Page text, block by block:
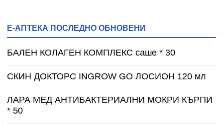
Е-АПТЕКА ПОСЛЕДНО ОБНОВЕНИ
БАЛЕН КОЛАГЕН КОМПЛЕКС саше * 30
СКИН ДОКТОРС INGROW GO ЛОСИОН 120 мл
ЛАРА МЕД АНТИБАКТЕРИАЛНИ МОКРИ КЪРПИ
* 50